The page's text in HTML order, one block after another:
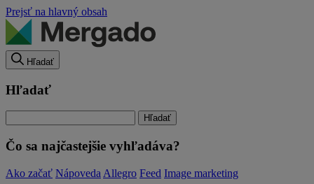
Prejsť na hlavný obsah
Hľadať
Hľadať
Čo sa najčastejšie vyhľadáva?
Ako začať Nápoveda Allegro Feed Image marketing